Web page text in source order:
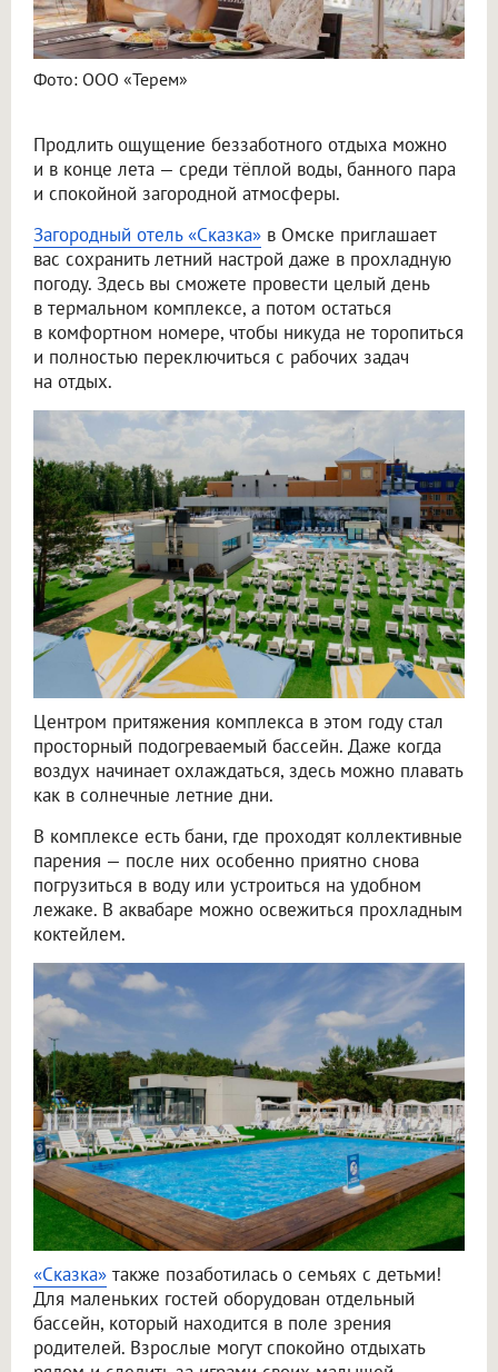
Фото: ООО «Терем»
Продлить ощущение беззаботного отдыха можно
и в конце лета — среди тёплой воды, банного пара
и спокойной загородной атмосферы.
Загородный отель «Сказка» в Омске приглашает
вас сохранить летний настрой даже в прохладную
погоду. Здесь вы сможете провести целый день
в термальном комплексе, а потом остаться
в комфортном номере, чтобы никуда не торопиться
и полностью переключиться с рабочих задач
на отдых.
Центром притяжения комплекса в этом году стал
просторный подогреваемый бассейн. Даже когда
воздух начинает охлаждаться, здесь можно плавать
как в солнечные летние дни.
В комплексе есть бани, где проходят коллективные
парения — после них особенно приятно снова
погрузиться в воду или устроиться на удобном
лежаке. В аквабаре можно освежиться прохладным
коктейлем.
«Сказка» также позаботилась о семьях с детьми!
Для маленьких гостей оборудован отдельный
бассейн, который находится в поле зрения
родителей. Взрослые могут спокойно отдыхать